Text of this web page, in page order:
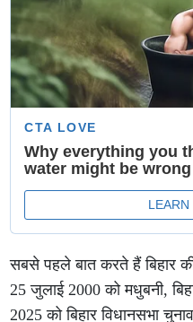
सबसे पहले बात करते हैं बिहार
25 जुलाई 2000 को मधुबनी,
2025 को बिहार विधानसभा